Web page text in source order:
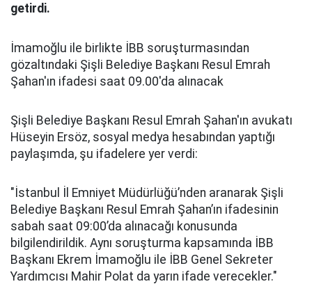
getirdi.
İmamoğlu ile birlikte İBB soruşturmasından
gözaltındaki Şişli Belediye Başkanı Resul Emrah
Şahan'ın ifadesi saat 09.00'da alınacak
Şişli Belediye Başkanı Resul Emrah Şahan'ın avukatı
Hüseyin Ersöz, sosyal medya hesabından yaptığı
paylaşımda, şu ifadelere yer verdi:
"İstanbul İl Emniyet Müdürlüğü’nden aranarak Şişli
Belediye Başkanı Resul Emrah Şahan’ın ifadesinin
sabah saat 09:00’da alınacağı konusunda
bilgilendirildik. Aynı soruşturma kapsamında İBB
Başkanı Ekrem İmamoğlu ile İBB Genel Sekreter
Yardımcısı Mahir Polat da yarın ifade verecekler."